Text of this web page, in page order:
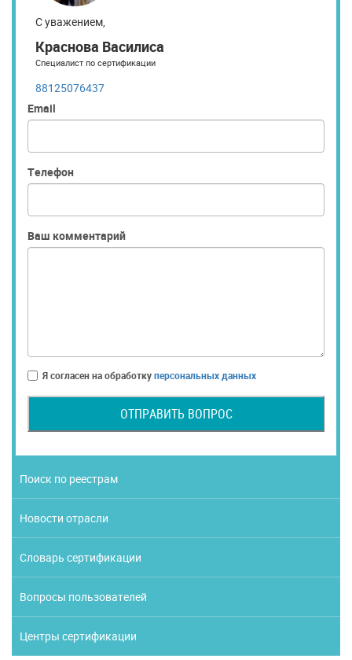
С уважением,
Краснова Василиса
Специалист по сертификации
88125076437
Email
Телефон
Ваш комментарий
Я согласен на обработкуперсональных данных
ОТПРАВИТЬ ВОПРОС
Поиск по реестрам
Новости отрасли
Словарь сертификации
Вопросы пользователей
Центры сертификации